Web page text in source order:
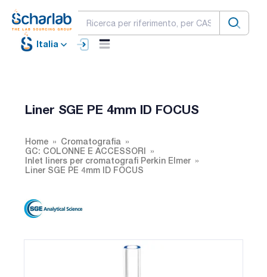
Italia
Liner SGE PE 4mm ID FOCUS
Home
Cromatografia
GC: COLONNE E ACCESSORI
Inlet liners per cromatografi Perkin Elmer
Liner SGE PE 4mm ID FOCUS